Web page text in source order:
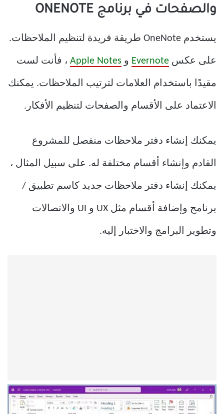
والصفحات في برنامج ONENOTE
يستخدم OneNote طريقة فريدة لتنظيم الملاحظات.
على عكس Evernote و Apple Notes ، فأنت لست
مقيدًا باستخدام العلامات لترتيب الملاحظات. يمكنك
الاعتماد على الأقسام والصفحات لتنظيم الأفكار.
يمكنك إنشاء دفتر ملاحظات منفصل للمشروع
القادم وإنشاء أقسام مختلفة له. على سبيل المثال ،
يمكنك إنشاء دفتر ملاحظات جديد كاسم تطبيق /
برنامج وإضافة أقسام مثل UX و UI والاتصالات
وتطوير البرامج والاختبار إليه.